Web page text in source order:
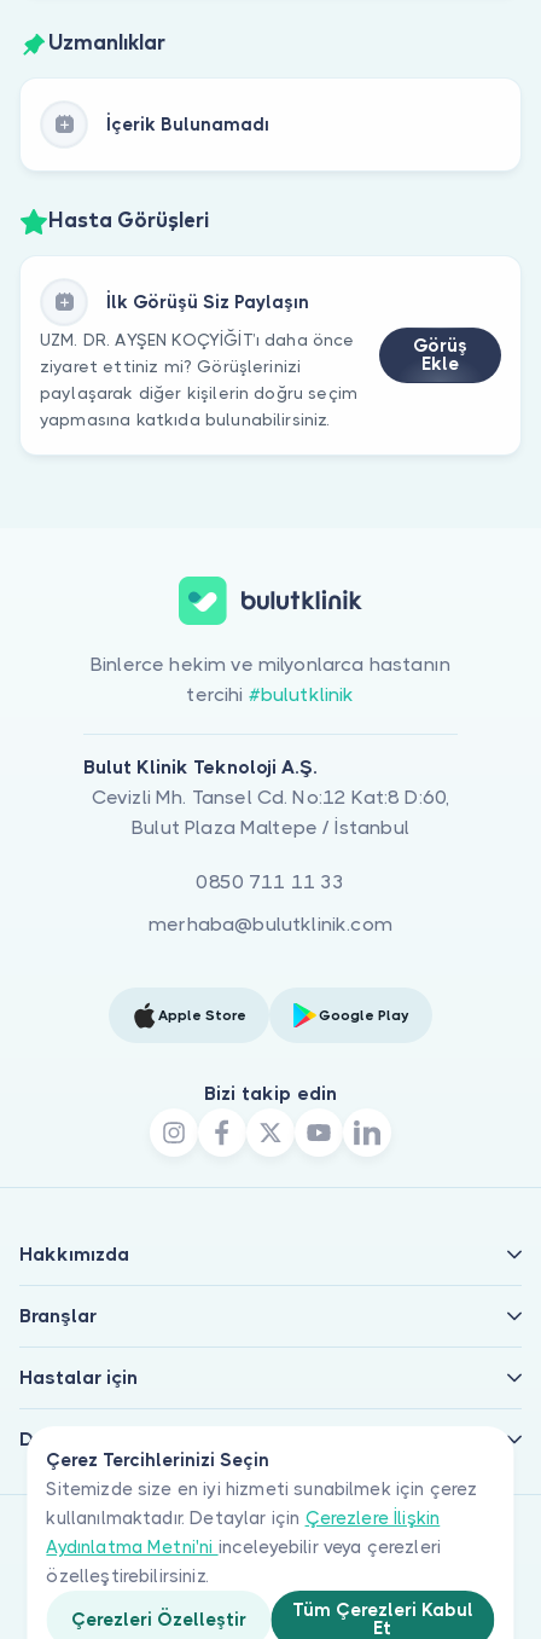
Uzmanlıklar
İçerik Bulunamadı
Hasta Görüşleri
İlk Görüşü Siz Paylaşın
UZM. DR. AYŞEN KOÇYİĞİT’ı daha önce
ziyaret ettiniz mi? Görüşlerinizi
paylaşarak diğer kişilerin doğru seçim
yapmasına katkıda bulunabilirsiniz.
Görüş
Ekle
Çerez Tercihlerinizi Seçin
Sitemizde size en iyi hizmeti sunabilmek için çerez
kullanılmaktadır. Detaylar için Çerezlere İlişkin
Aydınlatma Metni'ni inceleyebilir veya çerezleri
özelleştirebilirsiniz.
Çerezleri Özelleştir
Tüm Çerezleri Kabul
Et
Binlerce hekim ve milyonlarca hastanın
tercihi #bulutklinik
Bulut Klinik Teknoloji A.Ş.
Cevizli Mh. Tansel Cd. No:12 Kat:8 D:60,
Bulut Plaza Maltepe / İstanbul
0850 711 11 33
merhaba@bulutklinik.com
Apple Store Google Play
Bizi takip edin
Hakkımızda
Branşlar
Hastalar için
Doktorlar için